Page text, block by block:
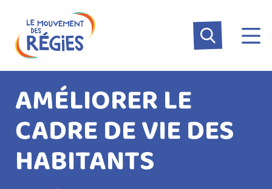
contenu
principal
AMÉLIORER LE
CADRE DE VIE DES
HABITANTS